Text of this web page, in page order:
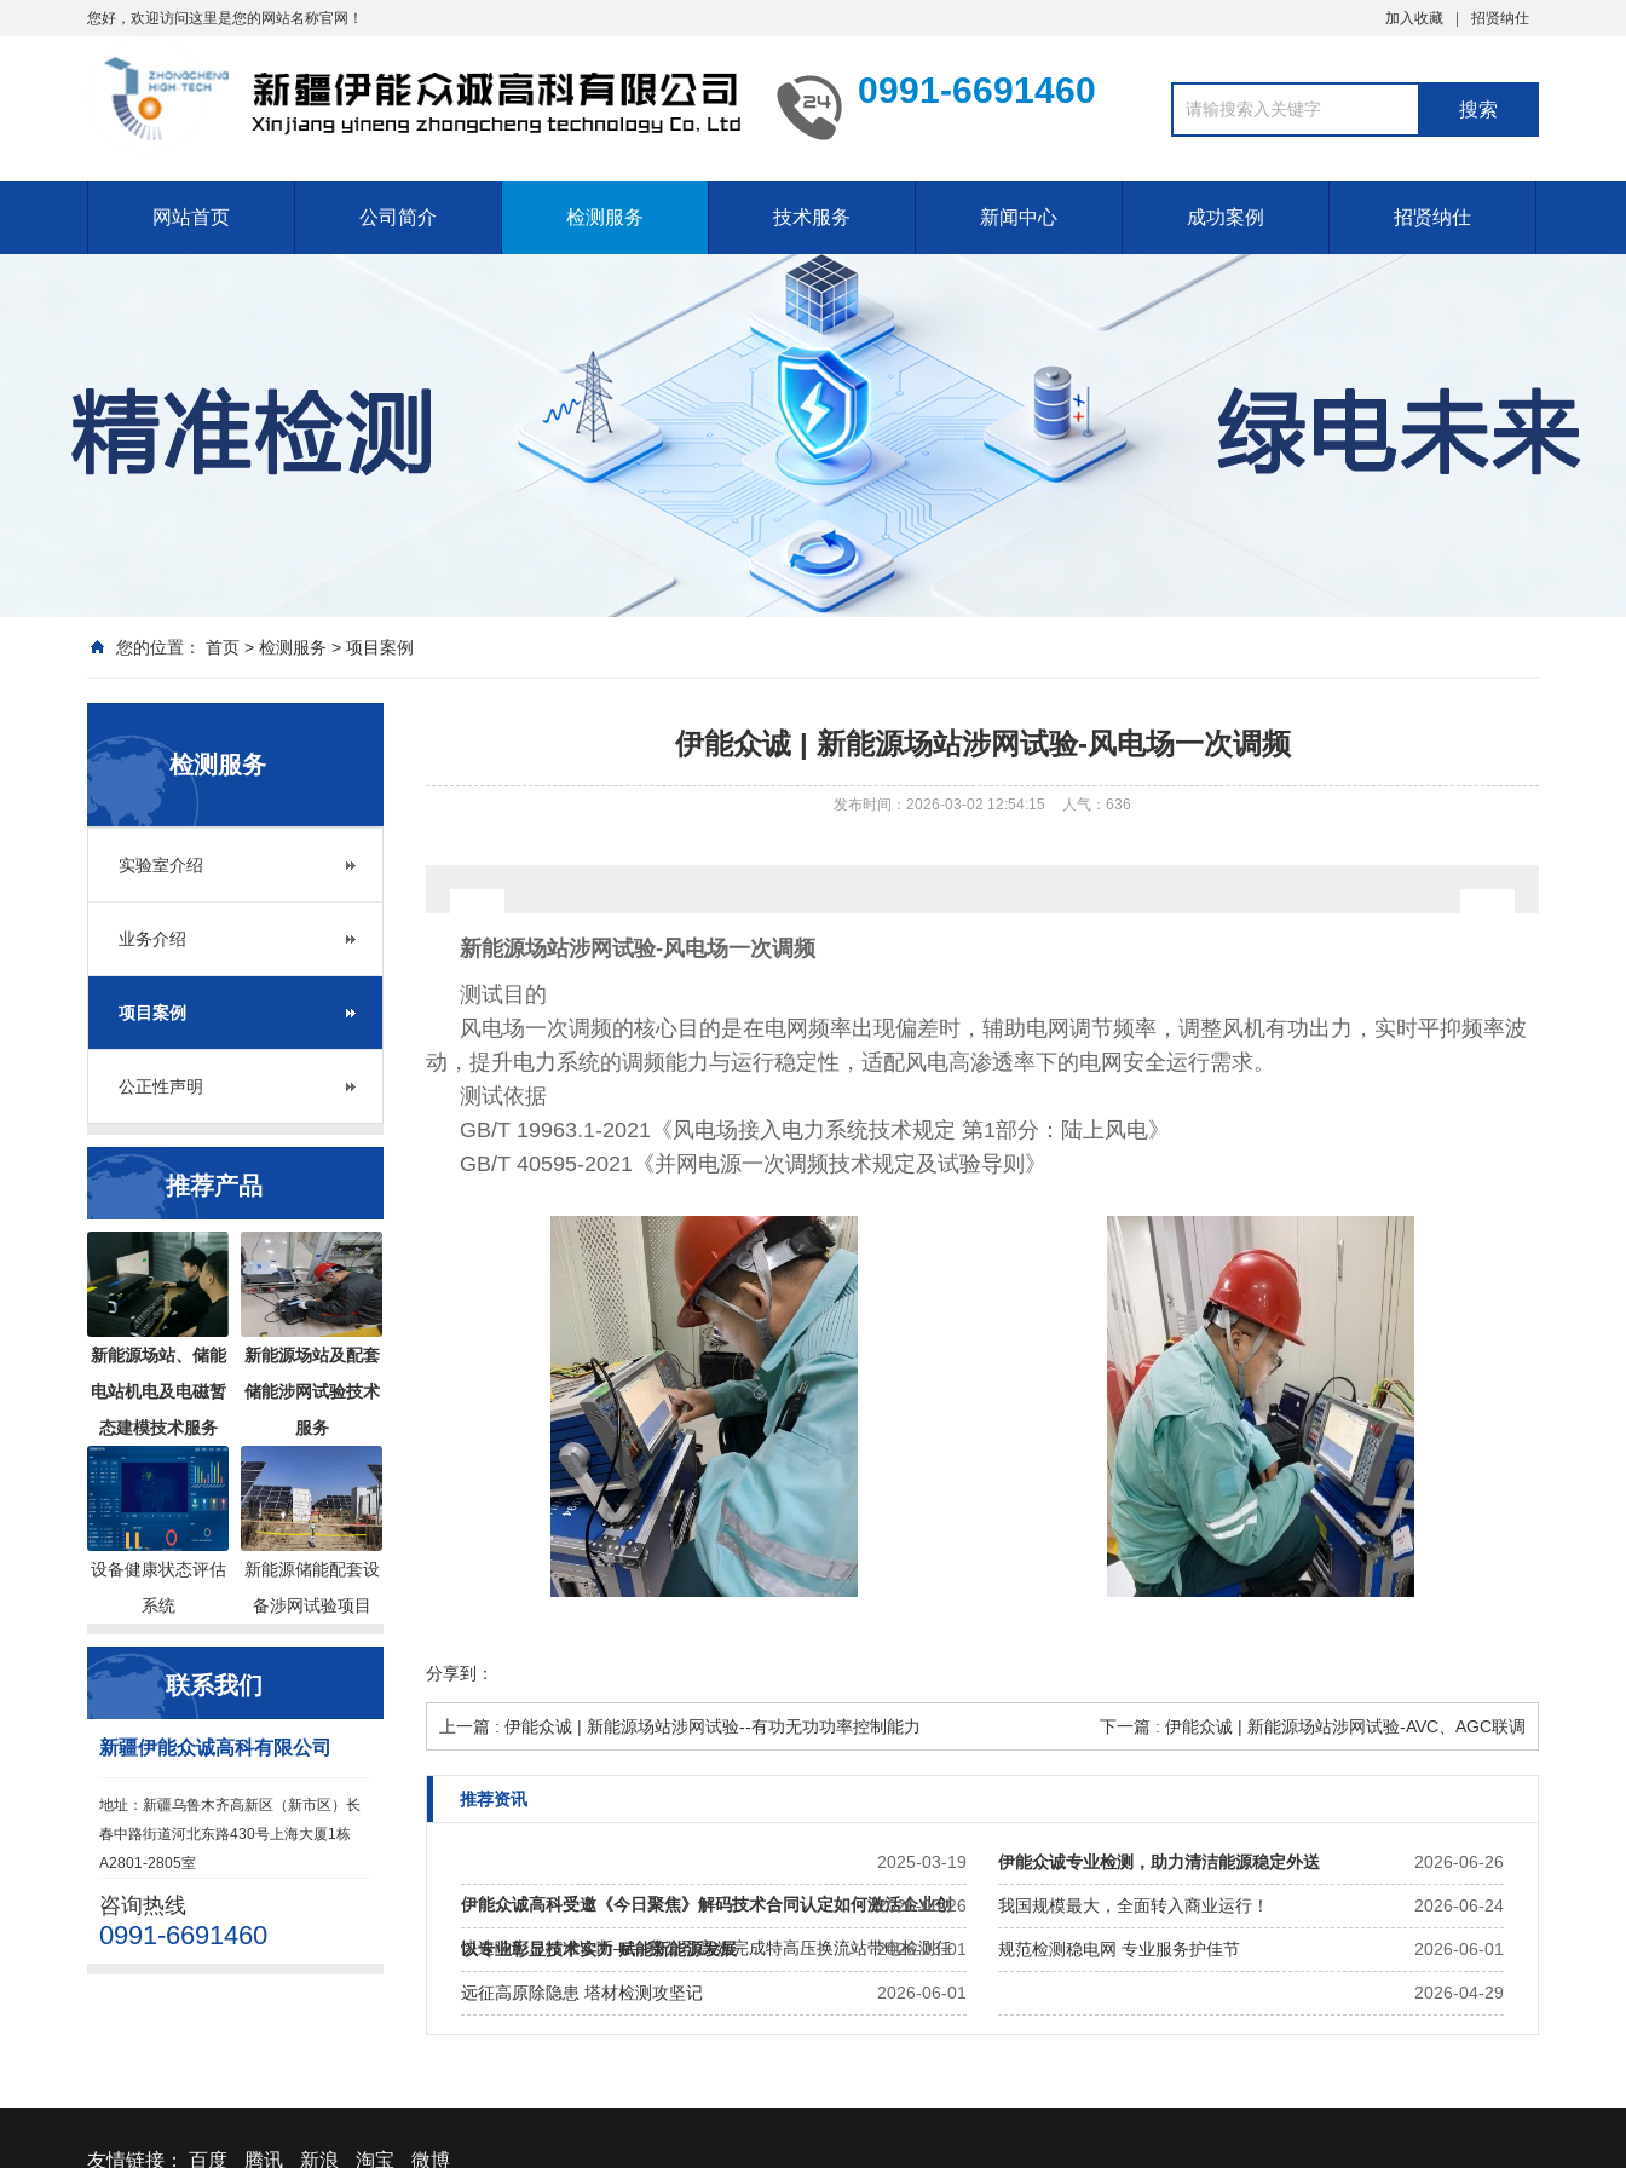
您好，欢迎访问这里是您的网站名称官网！ 加入收藏 招贤纳仕
0991-6691460
网站首页 公司简介 检测服务 技术服务 新闻中心 成功案例 招贤纳仕
您的位置： 首页 > 检测服务 > 项目案例
检测服务
实验室介绍
业务介绍
项目案例
公正性声明
推荐产品
新能源场站、储能
电站机电及电磁暂
态建模技术服务
新能源场站及配套
储能涉网试验技术
服务
设备健康状态评估
系统
新能源储能配套设
备涉网试验项目
联系我们
新疆伊能众诚高科有限公司
地址：新疆乌鲁木齐高新区（新市区）长
春中路街道河北东路430号上海大厦1栋
A2801-2805室
咨询热线
0991-6691460
伊能众诚 | 新能源场站涉网试验-风电场一次调频
发布时间：2026-03-02 12:54:15 人气： 636
新能源场站涉网试验-风电场一次调频
测试目的
风电场一次调频的核心目的是在电网频率出现偏差时，辅助电网调节频率，调整风机有功出力，实时平抑频率波
动，提升电力系统的调频能力与运行稳定性，适配风电高渗透率下的电网安全运行需求。
测试依据
GB/T 19963.1-2021《风电场接入电力系统技术规定 第1部分：陆上风电》
GB/T 40595-2021《并网电源一次调频技术规定及试验导则》
分享到：
上一篇 : 伊能众诚 | 新能源场站涉网试验--有功无功功率控制能力 下一篇 : 伊能众诚 |​ 新能源场站涉网试验-AVC、AGC联调
推荐资讯
2025-03-19
伊能众诚高科受邀《今日聚焦》解码技术合同认定如何激活企业创
新“新引擎”
2026-06-26
伊能众诚专业检测，助力清洁能源稳定外送
2026-06-26
快速响应、精准诊断——我公司高效完成特高压换流站带电检测任
务
2026-06-24
我国规模最大，全面转入商业运行！
2026-06-01
以专业彰显技术实力 赋能新能源发展 2026-06-01
规范检测稳电网 专业服务护佳节
2026-06-01
远征高原除隐患 塔材检测攻坚记 2026-04-29
一次调频稳电网，AVC试验保安全——新能源风电涉网试验圆满收
友情链接： 百度 腾讯 新浪 淘宝 微博